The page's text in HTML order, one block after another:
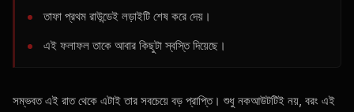
তাফা প্রথম রাউন্ডেই লড়াইটি শেষ করে দেয়।
এই ফলাফল তাকে আবার কিছুটা স্বস্তি দিয়েছে।
সম্ভবত এই রাত থেকে এটাই তার সবচেয়ে বড় প্রাপ্তি। শুধু নকআউটটিই নয়, বরং এই